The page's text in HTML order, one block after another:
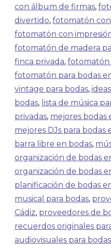
con álbum de firmas,
divertido, fotomatón
fotomatón con
fotomatón de madera
finca privada, fotomatón
fotomatón para bodas
vintage para bodas,
bodas, lista de música
privadas, mejores bodas
mejores DJs para bodas
barra libre en bodas,
organización de bodas
organización de bodas
planificación de bodas
musical para bodas,
Cádiz, proveedores de
recuerdos originales
audiovisuales para